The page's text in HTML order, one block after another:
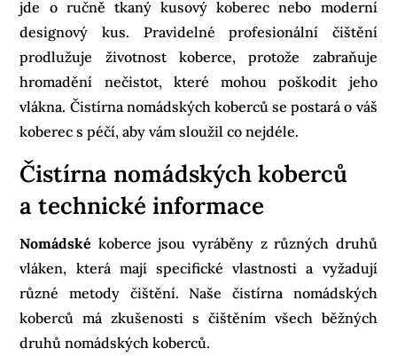
jde o ručně tkaný kusový koberec nebo moderní
designový kus. Pravidelné profesionální čištění
prodlužuje životnost koberce, protože zabraňuje
hromadění nečistot, které mohou poškodit jeho
vlákna. Čistírna nomádských koberců se postará o váš
koberec s péčí, aby vám sloužil co nejdéle.
Čistírna nomádských koberců
a technické informace
Nomádské koberce jsou vyráběny z různých druhů
vláken, která mají specifické vlastnosti a vyžadují
různé metody čištění. Naše čistírna nomádských
koberců má zkušenosti s čištěním všech běžných
druhů nomádských koberců.